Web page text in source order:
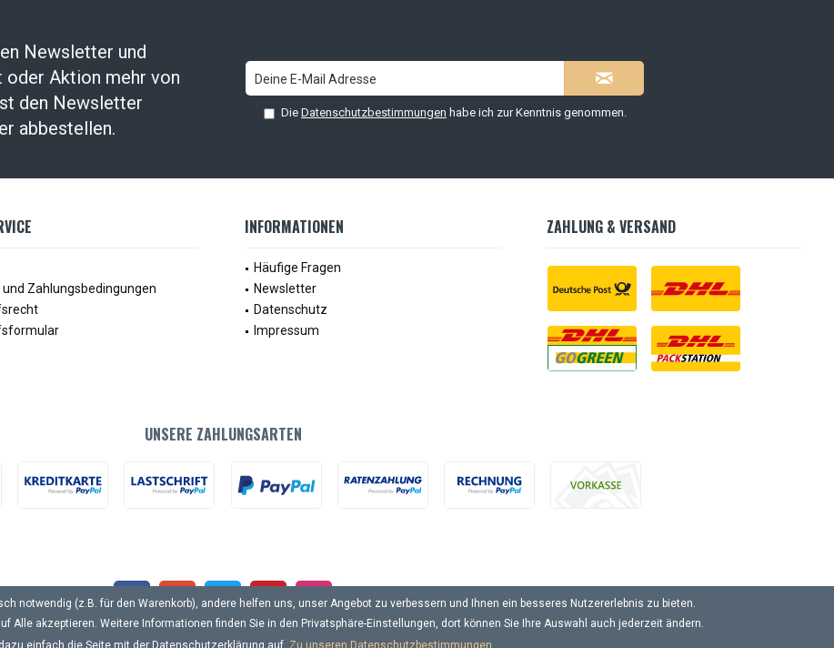
Newsletter und
Aktion mehr von
den Newsletter
abbestellen.
Die Datenschutzbestimmungen habe ich zur Kenntnis genommen.
Zahlungsbedingungen
INFORMATIONEN
Häufige Fragen
Newsletter
Datenschutz
Impressum
ZAHLUNG & VERSAND
UNSERE ZAHLUNGSARTEN
notwendig (z.B. für den Warenkorb), andere helfen uns, unser Angebot zu verbessern und Ihnen ein besseres Nutzererlebnis zu bieten.
Alle akzeptieren. Weitere Informationen finden Sie in den Privatsphäre-Einstellungen, dort können Sie Ihre Auswahl auch jederzeit ändern.
einfach die Seite mit der Datenschutzerklärung auf. Zu unseren Datenschutzbestimmungen.